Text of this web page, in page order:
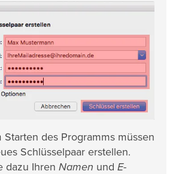
Starten des Programms müssen
Schlüsselpaar erstellen.
dazu Ihren Namen und E-